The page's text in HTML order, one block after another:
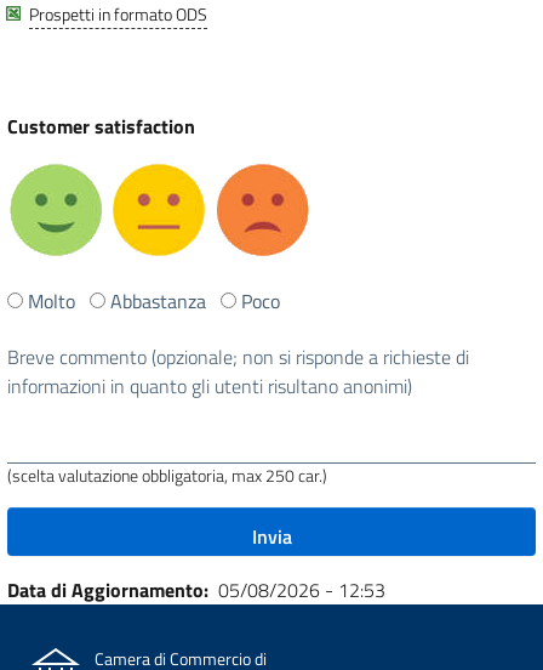
Prospetti in formato ODS
Customer satisfaction
Ti
stata
utile
Molto Abbastanza
Poco
Breve commento (opzionale; non si risponde a richieste di
informazioni in quanto gli utenti risultano anonimi)
(scelta valutazione obbligatoria, max 250 car.)
Data di Aggiornamento 05/08/2026 - 12:53
Camera di Commercio di